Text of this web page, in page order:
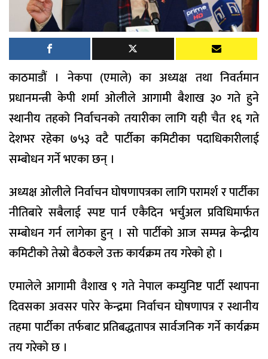
काठमाडौं । नेकपा (एमाले) का अध्यक्ष तथा निवर्तमान
प्रधानमन्त्री केपी शर्मा ओलीले आगामी बैशाख ३० गते हुने
स्थानीय तहको निर्वाचनको तयारीका लागि यही चैत १६ गते
देशभर रहेका ७५३ वटै पार्टीका कमिटीका पदाधिकारीलाई
सम्बोधन गर्ने भएका छन् ।
अध्यक्ष ओलीले निर्वाचन घोषणापत्रका लागि परामर्श र पार्टीका
नीतिबारे सबैलाई स्पष्ट पार्न एकैदिन भर्चुअल प्रविधिमार्फत
सम्बोधन गर्न लागेका हुन् । सो पार्टीको आज सम्पन्न केन्द्रीय
कमिटीको तेस्रो बैठकले उक्त कार्यक्रम तय गरेको हो ।
एमालेले आगामी वैशाख ९ गते नेपाल कम्युनिष्ट पार्टी स्थापना
दिवसका अवसर पारेर केन्द्रमा निर्वाचन घोषणापत्र र स्थानीय
तहमा पार्टीका तर्फबाट प्रतिबद्धतापत्र सार्वजनिक गर्ने कार्यक्रम
तय गरेको छ ।